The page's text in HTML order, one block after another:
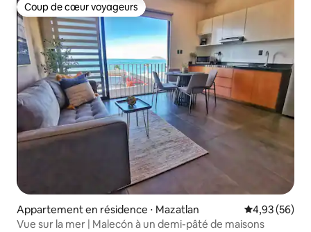
Coup de cœur voyageurs
Coup de cœur voyageurs
Appartement en résidence ⋅ Mazatlan Évaluation
4,93 (56)
Vue sur la mer | Malecón à un demi-pâté de maisons